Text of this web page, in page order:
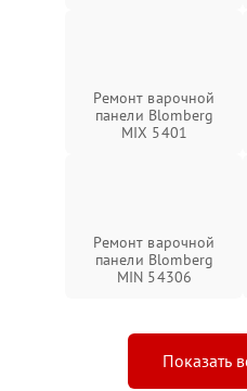
Ремонт варочной
панели Blomberg
MIX 5401
Ремонт варочной
панели Blomberg
MIN 54306
Показать